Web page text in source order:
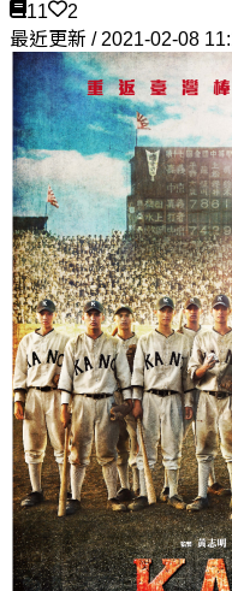
11
2
最近更新 / 2021-02-08